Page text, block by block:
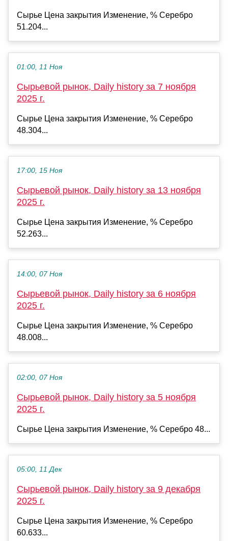
Сырье Цена закрытия Изменение, % Серебро
51.204...
01:00, 11 Ноя
Сырьевой рынок, Daily history за 7 ноября
2025 г.
Сырье Цена закрытия Изменение, % Серебро
48.304...
17:00, 15 Ноя
Сырьевой рынок, Daily history за 13 ноября
2025 г.
Сырье Цена закрытия Изменение, % Серебро
52.263...
14:00, 07 Ноя
Сырьевой рынок, Daily history за 6 ноября
2025 г.
Сырье Цена закрытия Изменение, % Серебро
48.008...
02:00, 07 Ноя
Сырьевой рынок, Daily history за 5 ноября
2025 г.
Сырье Цена закрытия Изменение, % Серебро 48...
05:00, 11 Дек
Сырьевой рынок, Daily history за 9 декабря
2025 г.
Сырье Цена закрытия Изменение, % Серебро
60.633...